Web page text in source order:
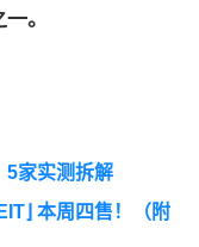
。
5家实测拆解
本周四售！（附